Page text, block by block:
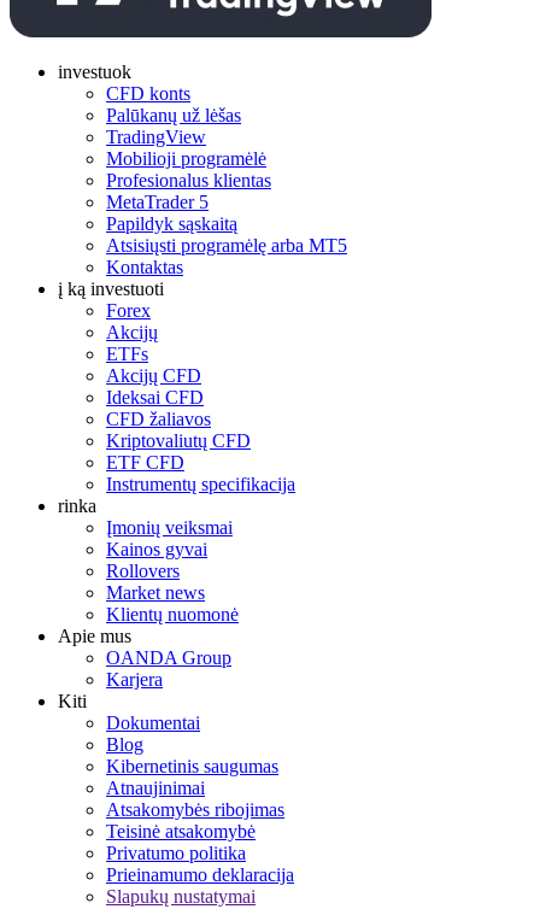
investuok
CFD konts
Palūkanų už lėšas
TradingView
Mobilioji programėlė
Profesionalus klientas
MetaTrader 5
Papildyk sąskaitą
Atsisiųsti programėlę arba MT5
Kontaktas
į ką investuoti
Forex
Akcijų
ETFs
Akcijų CFD
Ideksai CFD
CFD žaliavos
Kriptovaliutų CFD
ETF CFD
Instrumentų specifikacija
rinka
Įmonių veiksmai
Kainos gyvai
Rollovers
Market news
Klientų nuomonė
Apie mus
OANDA Group
Karjera
Kiti
Dokumentai
Blog
Kibernetinis saugumas
Atnaujinimai
Atsakomybės ribojimas
Teisinė atsakomybė
Privatumo politika
Prieinamumo deklaracija
Slapukų nustatymai